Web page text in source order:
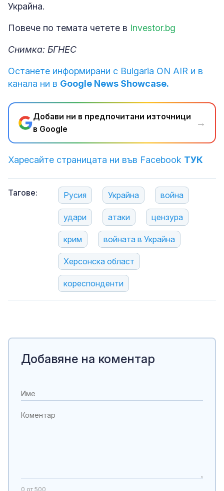
Украйна.
Повече по темата четете в Investor.bg
Снимка: БГНЕС
Останете информирани с Bulgaria ON AIR и в
канала ни в Google News Showcase.
Добави ни в предпочитани източници
в Google
→
Харесайте страницата ни във Facebook ТУК
Тагове: Русия Украйна война
удари атаки цензура
крим войната в Украйна
Херсонска област
кореспонденти
Добавяне на коментар
0 от 500